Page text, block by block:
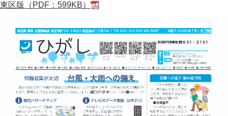
東区版（PDF：599KB）